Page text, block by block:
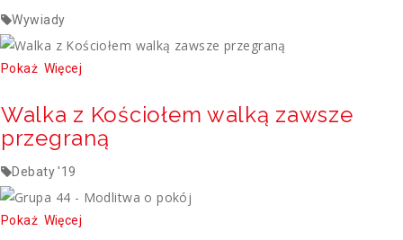
Wywiady
Pokaż Więcej
Walka z Kościołem walką zawsze
przegraną
Debaty '19
Pokaż Więcej